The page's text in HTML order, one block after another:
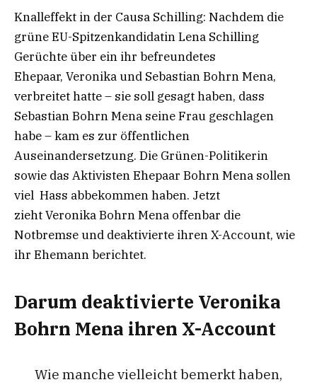
Knalleffekt in der Causa Schilling: Nachdem die
grüne EU-Spitzenkandidatin Lena Schilling
Gerüchte über ein ihr befreundetes
Ehepaar, Veronika und Sebastian Bohrn Mena,
verbreitet hatte – sie soll gesagt haben, dass
Sebastian Bohrn Mena seine Frau geschlagen
habe – kam es zur öffentlichen
Auseinandersetzung. Die Grünen-Politikerin
sowie das Aktivisten Ehepaar Bohrn Mena sollen
viel Hass abbekommen haben. Jetzt
zieht Veronika Bohrn Mena offenbar die
Notbremse und deaktivierte ihren X-Account, wie
ihr Ehemann berichtet.
Darum deaktivierte Veronika
Bohrn Mena ihren X-Account
Wie manche vielleicht bemerkt haben,